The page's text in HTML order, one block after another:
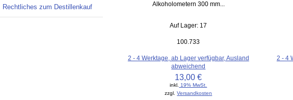
Rechtliches zum Destillenkauf
Alkoholometern 300 mm...
Auf Lager: 17
100.733
2 - 4 Werktage, ab Lager verfügbar, Ausland
abweichend
13,00 €
inkl. 19% MwSt.
zzgl.Versandkosten
2 - 4